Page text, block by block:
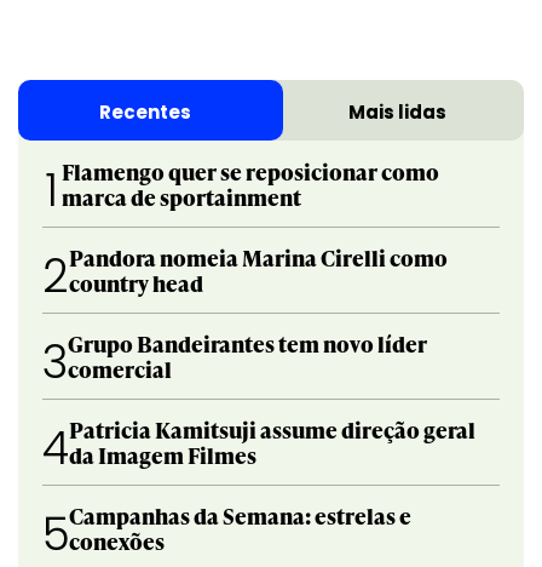
Recentes Mais lidas
1 Flamengo quer se reposicionar como
marca de sportainment
2Pandora nomeia Marina Cirelli como
country head
3Grupo Bandeirantes tem novo líder
comercial
4Patricia Kamitsuji assume direção geral
da Imagem Filmes
5Campanhas da Semana: estrelas e
conexões